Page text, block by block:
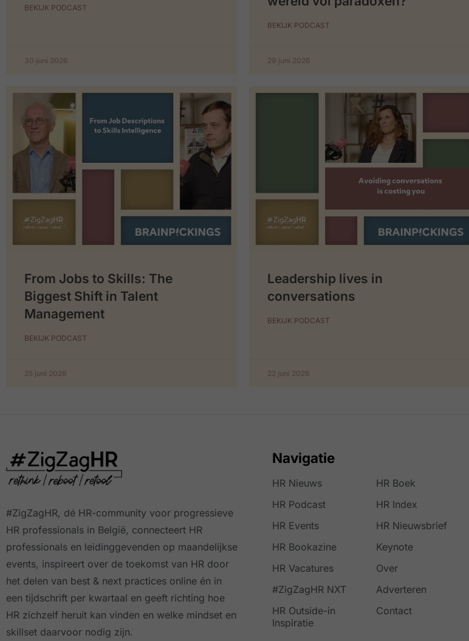
BEKIJK PODCAST
30 juni 2026
BEKIJK PODCAST
29 juni 2026
From Jobs to Skills: The
Biggest Shift in Talent
Management
BEKIJK PODCAST
25 juni 2026
Leadership lives in
conversations
BEKIJK PODCAST
22 juni 2026
#ZigZagHR, dé HR-community voor progressieve
HR professionals in België, connecteert HR
professionals en leidinggevenden op maandelijkse
events, inspireert over de toekomst van HR door
het delen van best & next practices online én in
een tijdschrift per kwartaal en geeft richting hoe
HR zichzelf heruit kan vinden en welke mindset en
skillset daarvoor nodig zijn.
Navigatie
HR Nieuws
HR Podcast
HR Events
HR Bookazine
HR Vacatures
#ZigZagHR NXT
HR Outside-in
Inspiratie
HR Boek
HR Index
HR Nieuwsbrief
Keynote
Over
Adverteren
Contact